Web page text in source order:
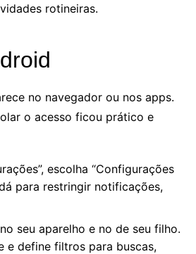
rotineiras.
no navegador ou nos apps.
o acesso ficou prático e
escolha “Configurações
para restringir notificações,
seu aparelho e no de seu filho.
e define filtros para buscas,